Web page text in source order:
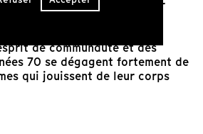
nature ou faisant l'amour
l'après-midi, elles nous
exploration sensuelle
de communauté et des
70 se dégagent fortement de
qui jouissent de leur corps